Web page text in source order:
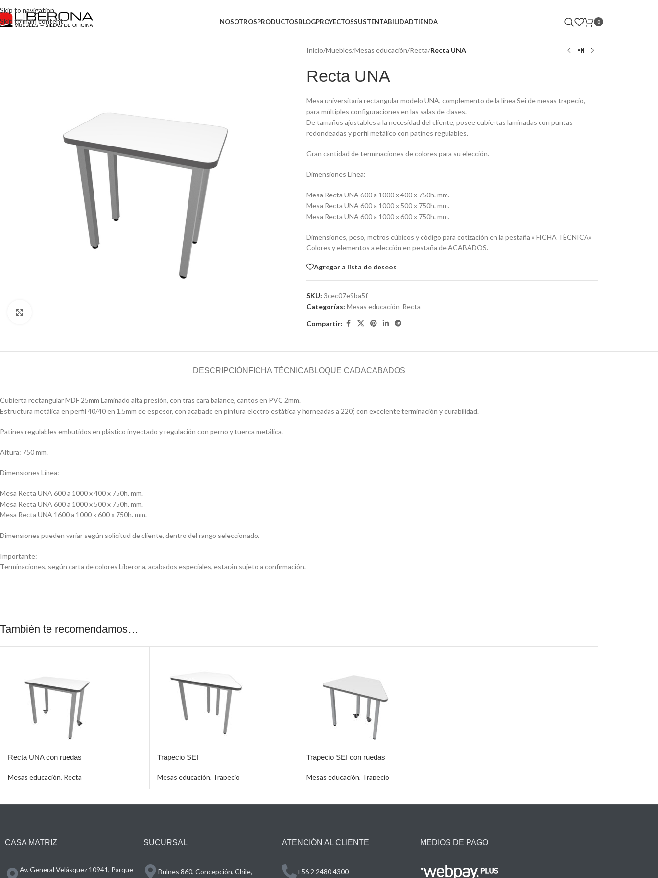
Skip to navigation
Skip to main content
NOSOTROSPRODUCTOSBLOGPROYECTOSSUSTENTABILIDADTIENDA 0
Inicio/Muebles/Mesas educación/Recta/Recta UNA
Recta UNA
Mesa universitaria rectangular modelo UNA, complemento de la línea Sei de mesas trapecio,
para múltiples configuraciones en las salas de clases.
De tamaños ajustables a la necesidad del cliente, posee cubiertas laminadas con puntas
redondeadas y perfil metálico con patines regulables.
Gran cantidad de terminaciones de colores para su elección.
Dimensiones Línea:
Mesa Recta UNA 600 a 1000 x 400 x 750h. mm.
Mesa Recta UNA 600 a 1000 x 500 x 750h. mm.
Mesa Recta UNA 600 a 1000 x 600 x 750h. mm.
Dimensiones, peso, metros cúbicos y código para cotización en la pestaña » FICHA TÉCNICA»
Colores y elementos a elección en pestaña de ACABADOS.
Agregar a lista de deseos
SKU: 3cec07e9ba5f
Categorías: Mesas educación, Recta
Compartir:
DESCRIPCIÓN FICHA TÉCNICABLOQUE CADACABADOS
Cubierta rectangular MDF 25mm Laminado alta presión, con tras cara balance, cantos en PVC 2mm.
Estructura metálica en perfil 40/40 en 1.5mm de espesor, con acabado en pintura electro estática y horneadas a 220º, con excelente terminación y durabilidad.
Patines regulables embutidos en plástico inyectado y regulación con perno y tuerca metálica.
Altura: 750 mm.
Dimensiones Línea:
Mesa Recta UNA 600 a 1000 x 400 x 750h. mm.
Mesa Recta UNA 600 a 1000 x 500 x 750h. mm.
Mesa Recta UNA 1600 a 1000 x 600 x 750h. mm.
Dimensiones pueden variar según solicitud de cliente, dentro del rango seleccionado.
Importante:
Terminaciones, según carta de colores Liberona, acabados especiales, estarán sujeto a confirmación.
También te recomendamos…
Recta UNA con ruedas
Mesas educación, Recta
Trapecio SEI
Mesas educación, Trapecio
Trapecio SEI con ruedas
Mesas educación, Trapecio
CASA MATRIZ
Av. General Velásquez 10941, Parque
SUCURSAL
Bulnes 860, Concepción, Chile,
ATENCIÓN AL CLIENTE
+56 2 2480 4300
MEDIOS DE PAGO